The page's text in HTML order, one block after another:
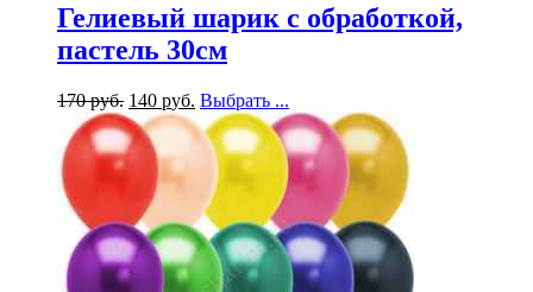
Гелиевый шарик с обработкой,
пастель 30см
170руб. 140 руб. Выбрать ...